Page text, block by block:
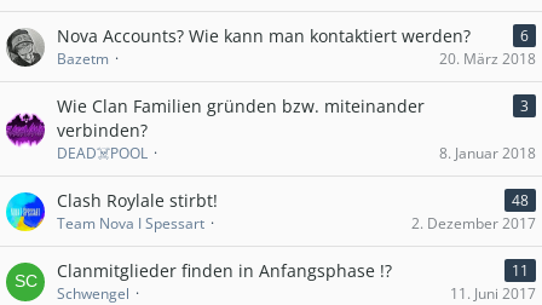
Nova Accounts? Wie kann man kontaktiert werden?
6
Bazetm
20. März 2018
Wie Clan Familien gründen bzw. miteinander
verbinden?
3
DEAD☠️POOL 8. Januar 2018
Clash Roylale stirbt!
48
Team Nova I Spessart
2. Dezember 2017
Clanmitglieder finden in Anfangsphase !?
11
Schwengel
11. Juni 2017